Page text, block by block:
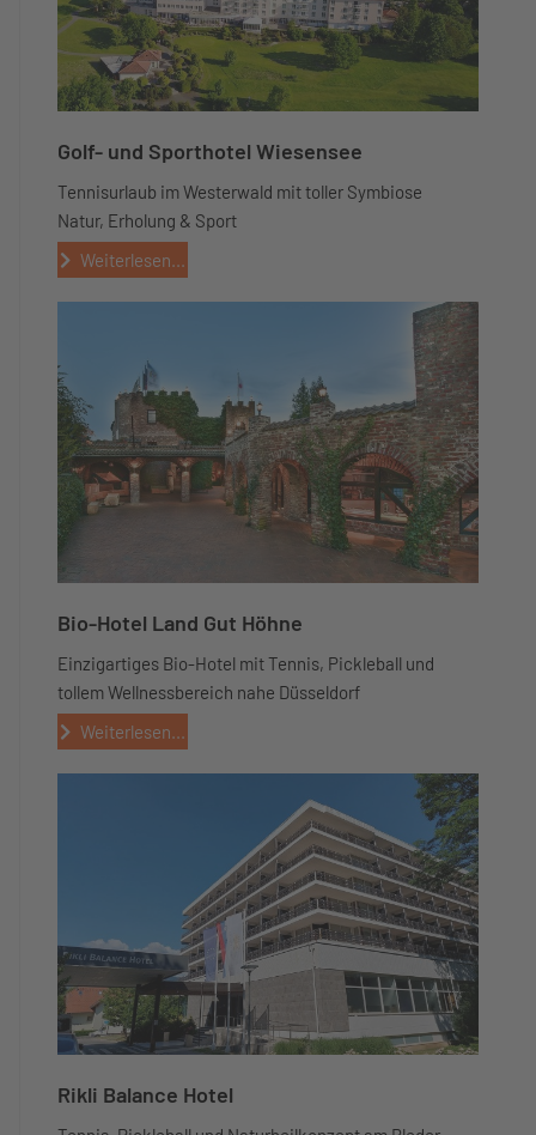
Golf- und Sporthotel Wiesensee
Tennisurlaub im Westerwald mit toller Symbiose
Natur, Erholung & Sport
Weiterlesen...
Bio-Hotel Land Gut Höhne
Einzigartiges Bio-Hotel mit Tennis, Pickleball und
tollem Wellnessbereich nahe Düsseldorf
Weiterlesen...
Rikli Balance Hotel